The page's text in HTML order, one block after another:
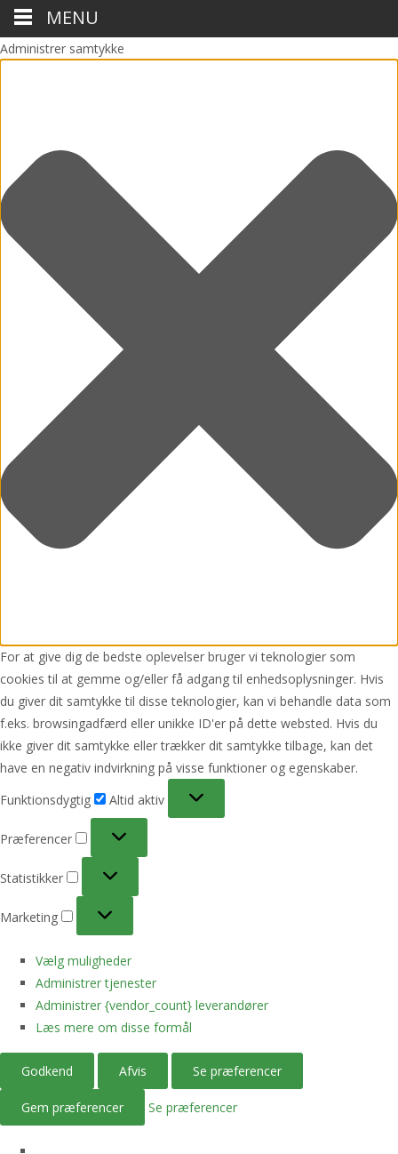
Administrer samtykke
For at give dig de bedste oplevelser bruger vi teknologier som
cookies til at gemme og/eller få adgang til enhedsoplysninger. Hvis
du giver dit samtykke til disse teknologier, kan vi behandle data som
f.eks. browsingadfærd eller unikke ID'er på dette websted. Hvis du
ikke giver dit samtykke eller trækker dit samtykke tilbage, kan det
have en negativ indvirkning på visse funktioner og egenskaber.
Funktionsdygtig
Altid aktiv
Præferencer
Statistikker
Marketing
Vælg muligheder
Administrer tjenester
Administrer {vendor_count} leverandører
Læs mere om disse formål
Godkend Afvis Se præferencer
Gem præferencer Se præferencer
MENU